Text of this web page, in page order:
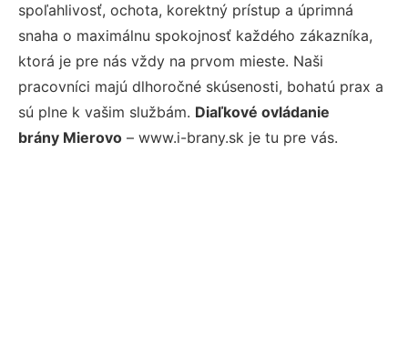
spoľahlivosť, ochota, korektný prístup a úprimná
snaha o maximálnu spokojnosť každého zákazníka,
ktorá je pre nás vždy na prvom mieste. Naši
pracovníci majú dlhoročné skúsenosti, bohatú prax a
sú plne k vašim službám. Diaľkové ovládanie
brány Mierovo – www.i-brany.sk je tu pre vás.